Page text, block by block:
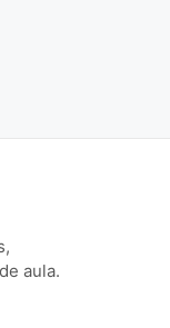
aula.